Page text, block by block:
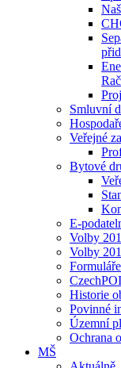
Smluvní
Veřejné
Bytové
E-
Volby
Volby
Historie
Povinné
Územní
Ochrana
MŠ